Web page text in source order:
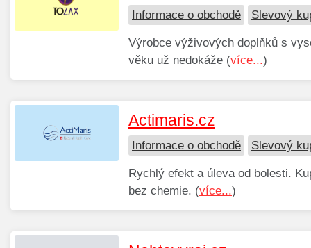
Informace o obchodě Slevový
Výrobce výživových doplňků s
věku už nedokáže (více...)
Actimaris.cz
Informace o obchodě Slevový
Rychlý efekt a úleva od bolesti.
bez chemie. (více...)